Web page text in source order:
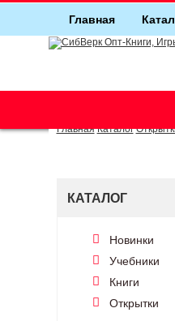
Главная
Главная Каталог
КАТАЛОГ
Новинки
Учебники
Книги
Открытки